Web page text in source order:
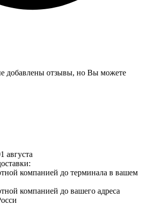
добавлены отзывы, но Вы можете
августа
компанией до терминала в вашем
компанией до вашего адреса